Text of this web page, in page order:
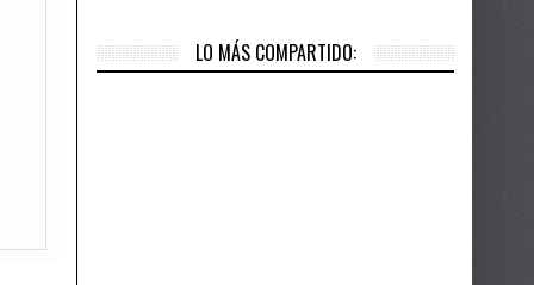
LO MÁS COMPARTIDO: